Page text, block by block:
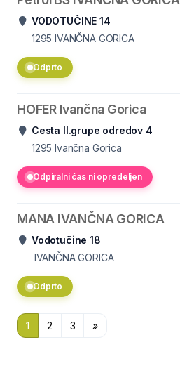
VODOTUČINE 14
1295 IVANČNA GORICA
Odprto
HOFER Ivančna Gorica
Cesta II.grupe odredov 4
1295 Ivančna Gorica
Odpiralni čas ni opredeljen
MANA IVANČNA GORICA
Vodotučine 18
IVANČNA GORICA
Odprto
1 2 3 »